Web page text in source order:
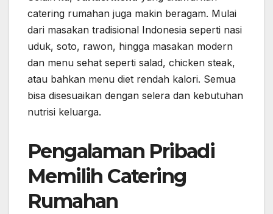
catering rumahan juga makin beragam. Mulai
dari masakan tradisional Indonesia seperti nasi
uduk, soto, rawon, hingga masakan modern
dan menu sehat seperti salad, chicken steak,
atau bahkan menu diet rendah kalori. Semua
bisa disesuaikan dengan selera dan kebutuhan
nutrisi keluarga.
Pengalaman Pribadi
Memilih Catering
Rumahan